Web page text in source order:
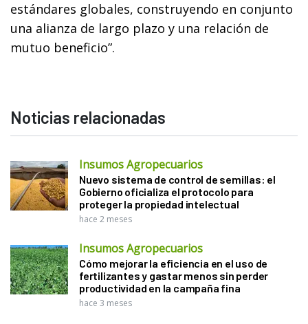
estándares globales, construyendo en conjunto
una alianza de largo plazo y una relación de
mutuo beneficio”.
Noticias relacionadas
Insumos Agropecuarios
Nuevo sistema de control de semillas: el
Gobierno oficializa el protocolo para
proteger la propiedad intelectual
hace 2 meses
Insumos Agropecuarios
Cómo mejorar la eficiencia en el uso de
fertilizantes y gastar menos sin perder
productividad en la campaña fina
hace 3 meses